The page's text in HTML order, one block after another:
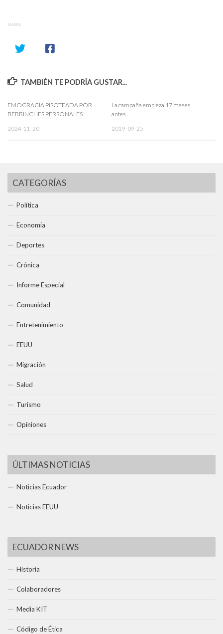
SHARE
TAMBIÉN TE PODRÍA GUSTAR...
EMOCRACIA PISOTEADA POR
BERRINCHES PERSONALES
2024-11-20
La campaña empieza 17 meses
antes
2019-09-25
CATEGORÍAS
Política
Economía
Deportes
Crónica
Informe Especial
Comunidad
Entretenimiento
EEUU
Migración
Salud
Turismo
Opiniones
ÚLTIMAS NOTICIAS
Noticias Ecuador
Noticias EEUU
ECUADOR NEWS
Historia
Colaboradores
Media KIT
Código de Ética